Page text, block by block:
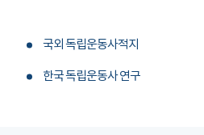
국외 독립운동사적지
한국 독립운동사 연구